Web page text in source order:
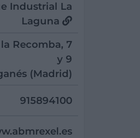
Industrial La
Laguna
Recomba, 7
y 9
(Madrid)
915894100